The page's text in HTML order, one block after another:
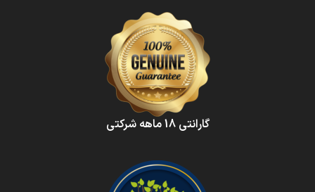
گارانتی 18 ماهه شرکتی